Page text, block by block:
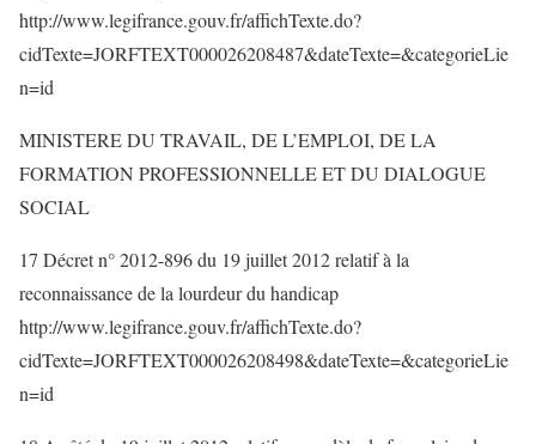
http://www.legifrance.gouv.fr/affichTexte.do?
cidTexte=JORFTEXT000026208487&dateTexte=&categorieLie
n=id
MINISTERE DU TRAVAIL, DE L’EMPLOI, DE LA
FORMATION PROFESSIONNELLE ET DU DIALOGUE
SOCIAL
17 Décret n° 2012-896 du 19 juillet 2012 relatif à la
reconnaissance de la lourdeur du handicap
http://www.legifrance.gouv.fr/affichTexte.do?
cidTexte=JORFTEXT000026208498&dateTexte=&categorieLie
n=id